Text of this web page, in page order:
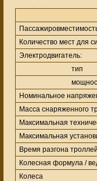
Количество мест для
Электродвигатель:
тип
мощность,
Номинальное
Масса снаряженного
Максимальная
Максимальная
Время разгона
Колесная формула /
Колеса